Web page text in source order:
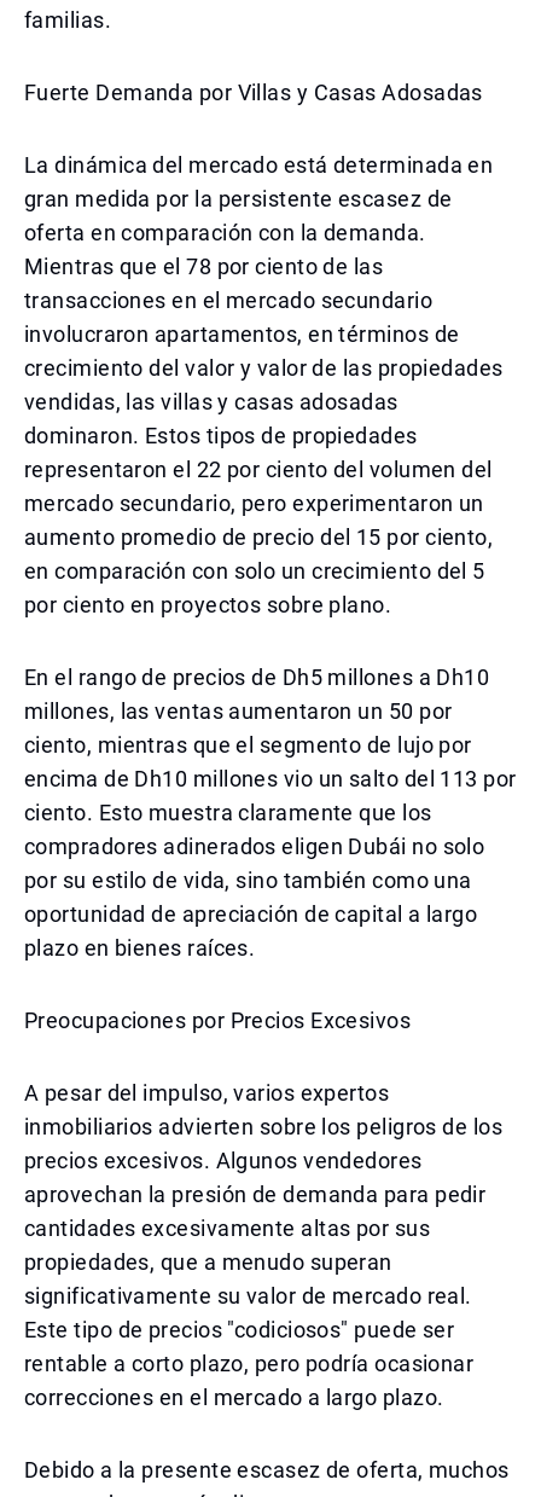
familias.
Fuerte Demanda por Villas y Casas Adosadas
La dinámica del mercado está determinada en
gran medida por la persistente escasez de
oferta en comparación con la demanda.
Mientras que el 78 por ciento de las
transacciones en el mercado secundario
involucraron apartamentos, en términos de
crecimiento del valor y valor de las propiedades
vendidas, las villas y casas adosadas
dominaron. Estos tipos de propiedades
representaron el 22 por ciento del volumen del
mercado secundario, pero experimentaron un
aumento promedio de precio del 15 por ciento,
en comparación con solo un crecimiento del 5
por ciento en proyectos sobre plano.
En el rango de precios de Dh5 millones a Dh10
millones, las ventas aumentaron un 50 por
ciento, mientras que el segmento de lujo por
encima de Dh10 millones vio un salto del 113 por
ciento. Esto muestra claramente que los
compradores adinerados eligen Dubái no solo
por su estilo de vida, sino también como una
oportunidad de apreciación de capital a largo
plazo en bienes raíces.
Preocupaciones por Precios Excesivos
A pesar del impulso, varios expertos
inmobiliarios advierten sobre los peligros de los
precios excesivos. Algunos vendedores
aprovechan la presión de demanda para pedir
cantidades excesivamente altas por sus
propiedades, que a menudo superan
significativamente su valor de mercado real.
Este tipo de precios "codiciosos" puede ser
rentable a corto plazo, pero podría ocasionar
correcciones en el mercado a largo plazo.
Debido a la presente escasez de oferta, muchos